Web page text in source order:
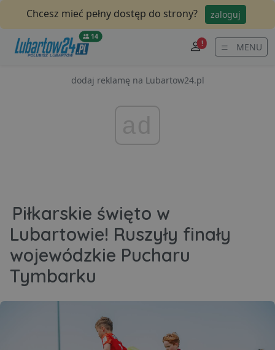
Chcesz mieć pełny dostęp do strony? zaloguj
14
! MENU
dodaj reklamę na Lubartow24.pl
Piłkarskie święto w
Lubartowie! Ruszyły finały
wojewódzkie Pucharu
Tymbarku